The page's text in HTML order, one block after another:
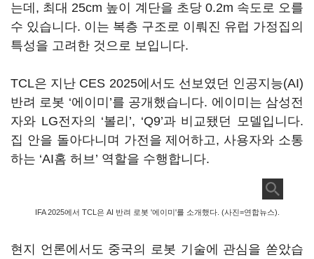
는데, 최대 25cm 높이 계단을 초당 0.2m 속도로 오를
수 있습니다. 이는 복층 구조로 이뤄진 유럽 가정집의
특성을 고려한 것으로 보입니다.
TCL은 지난 CES 2025에서도 선보였던 인공지능(AI)
반려 로봇 ‘에이미’를 공개했습니다. 에이미는 삼성전
자와 LG전자의 ‘볼리’, ‘Q9’과 비교됐던 모델입니다.
집 안을 돌아다니며 가전을 제어하고, 사용자와 소통
하는 ‘AI홈 허브’ 역할을 수행합니다.
IFA 2025에서 TCL은 AI 반려 로봇 '에이미'를 소개했다. (사진=연합뉴스).
현지 언론에서도 중국의 로봇 기술에 관심을 쏟았습